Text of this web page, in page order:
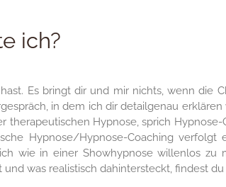
ich?
Es bringt dir und mir nichts, wenn die
in dem ich dir detailgenau
Hypnose, sprich Hypnose-
Hypnose/Hypnose-Coaching verfolgt
wie in einer Showhypnose willenlos zu
was realistisch dahintersteckt, findest